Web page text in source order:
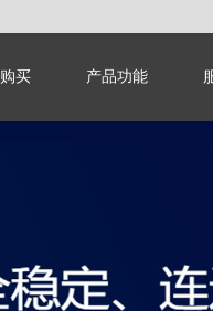
买 产品功能